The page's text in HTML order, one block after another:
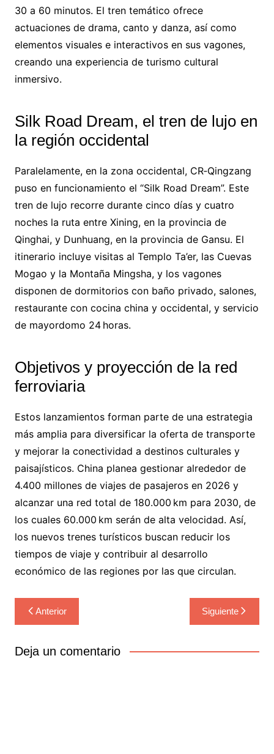
30 a 60 minutos. El tren temático ofrece
actuaciones de drama, canto y danza, así como
elementos visuales e interactivos en sus vagones,
creando una experiencia de turismo cultural
inmersivo.
Silk Road Dream, el tren de lujo en
la región occidental
Paralelamente, en la zona occidental, CR‑Qingzang
puso en funcionamiento el “Silk Road Dream”. Este
tren de lujo recorre durante cinco días y cuatro
noches la ruta entre Xining, en la provincia de
Qinghai, y Dunhuang, en la provincia de Gansu. El
itinerario incluye visitas al Templo Ta’er, las Cuevas
Mogao y la Montaña Mingsha, y los vagones
disponen de dormitorios con baño privado, salones,
restaurante con cocina china y occidental, y servicio
de mayordomo 24 horas.
Objetivos y proyección de la red
ferroviaria
Estos lanzamientos forman parte de una estrategia
más amplia para diversificar la oferta de transporte
y mejorar la conectividad a destinos culturales y
paisajísticos. China planea gestionar alrededor de
4.400 millones de viajes de pasajeros en 2026 y
alcanzar una red total de 180.000 km para 2030, de
los cuales 60.000 km serán de alta velocidad. Así,
los nuevos trenes turísticos buscan reducir los
tiempos de viaje y contribuir al desarrollo
económico de las regiones por las que circulan.
Navegación
de
entradas
Anterior Siguiente
Deja un comentario